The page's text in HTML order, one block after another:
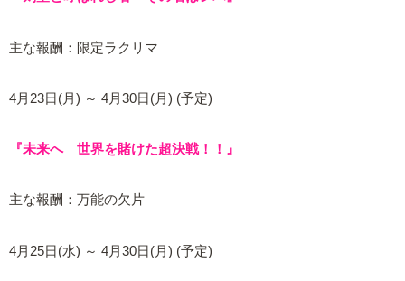
主な報酬：限定ラクリマ
4月23日(月) ～ 4月30日(月) (予定)
『未来へ 世界を賭けた超決戦！！』
主な報酬：万能の欠片
4月25日(水) ～ 4月30日(月) (予定)